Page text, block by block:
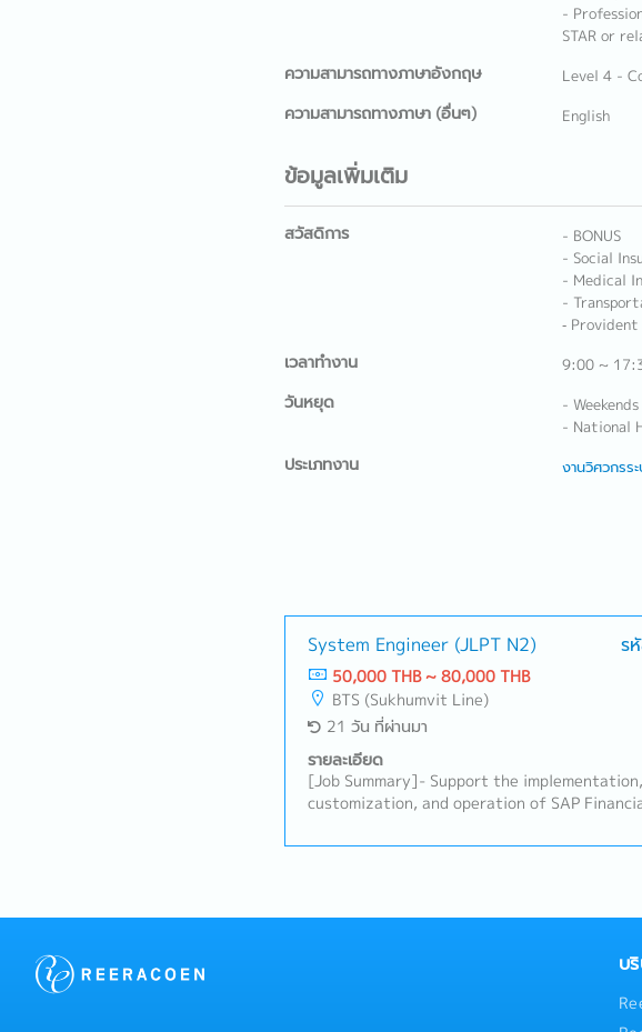
-
STAR or
ความสามารถทางภาษาอังกฤษ Level 4 -
ความสามารถทางภาษา (อื่นๆ) English
ข้อมูลเพิ่มเติม
สวัสดิการ
- BONUS
- Social
- Medical
-
‐
เวลาทำงาน 9:00 ~
วันหยุด
-
- National
ประเภทงาน งานวิศวกรร
System Engineer (JLPT N2) ร
50,000 THB ~ 80,000 THB
BTS (Sukhumvit Line)
21 วัน ที่ผ่านมา
รายละเอียด
[Job Summary]- Support the implementation,
customization, and operation of SAP
translate accounting and financial
for SAP financial systems- Provide user
system go-live- Collaborate with
system integration- Prepare and maintain
documentation, manuals, and operation
บ